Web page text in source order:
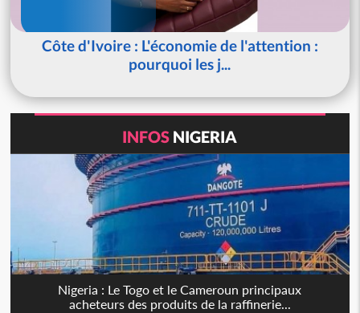
Côte d'Ivoire : L'économie de l'attention :
pourquoi les j...
INFOS NIGERIA
Nigeria : Le Togo et le Cameroun principaux
acheteurs des produits de la raffinerie...